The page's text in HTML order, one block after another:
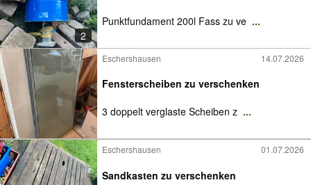
2
Punktfundament 200l Fass zu ve ...
Eschershausen 14.07.2026
Fensterscheiben zu verschenken
3 doppelt verglaste Scheiben z ...
Eschershausen 01.07.2026
Sandkasten zu verschenken